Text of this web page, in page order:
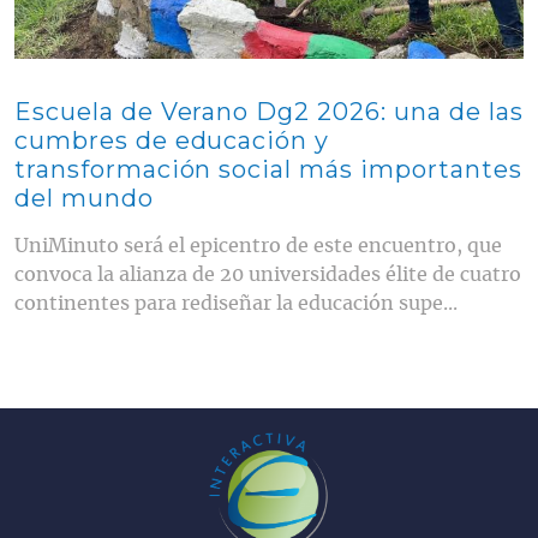
Escuela de Verano Dg2 2026: una de las
cumbres de educación y
transformación social más importantes
del mundo
UniMinuto será el epicentro de este encuentro, que
convoca la alianza de 20 universidades élite de cuatro
continentes para rediseñar la educación supe...